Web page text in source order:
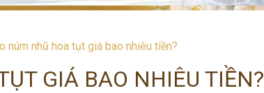
núm nhũ hoa tụt giá bao nhiêu tiền?
GIÁ BAO NHIÊU TIỀN?